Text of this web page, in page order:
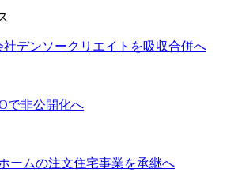
デンソークリエイトを吸収合併へ
で非公開化へ
ームの注文住宅事業を承継へ